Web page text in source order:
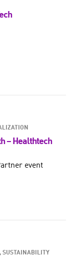
– Healthtech
event
SUSTAINABILITY